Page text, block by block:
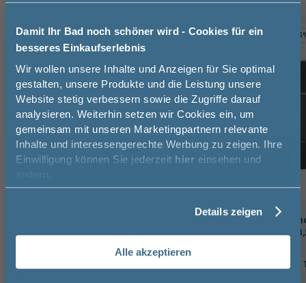
Damit Ihr Bad noch schöner wird - Cookies für ein
besseres Einkaufserlebnis
Wir wollen unsere Inhalte und Anzeigen für Sie optimal
gestalten, unsere Produkte und die Leistung unsere
Website stetig verbessern sowie die Zugriffe darauf
analysieren. Weiterhin setzen wir Cookies ein, um
gemeinsam mit unseren Marketingpartnern relevante
Inhalte und interessengerechte Werbung zu zeigen. Ihre
Einwilligung können Sie jederzeit hier einsehen und
ändern.
Details zeigen
Alle akzeptieren
TOPSELLER -9%
Geruchsverschluss Ablauf aus
-
Fackelmann
Doppelhaken -
5 cm
Jetzt 50 € sparen!
Melde Sie sich hier zu unserem
Newsletter an und sparen Sie
50€* auf Ihre Bestellung!
Email